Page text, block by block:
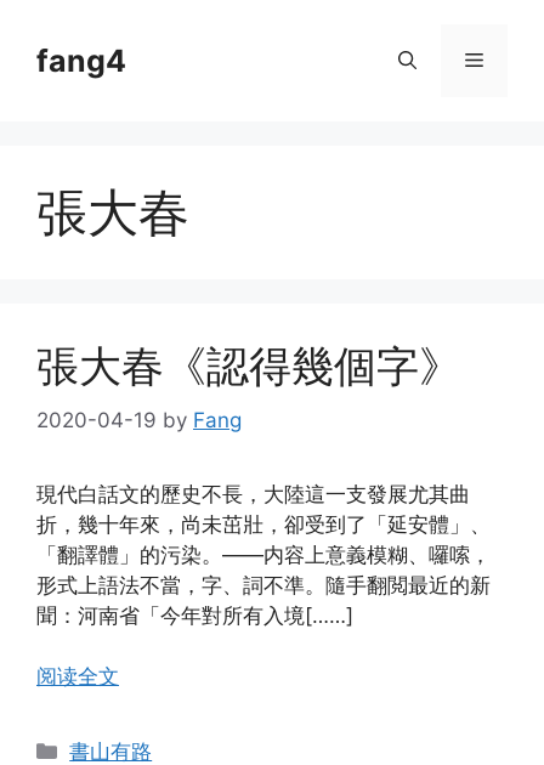
contentfang4 Menu
張大春
張大春《認得幾個字》
2020-04-19 by Fang
現代白話文的歷史不長，大陸這一支發展尤其曲
折，幾十年來，尚未茁壯，卻受到了「延安體」、
「翻譯體」的污染。——内容上意義模糊、囉嗦，
形式上語法不當，字、詞不準。隨手翻閲最近的新
聞：河南省「今年對所有入境[……]
阅读全文
Categories
書山有路